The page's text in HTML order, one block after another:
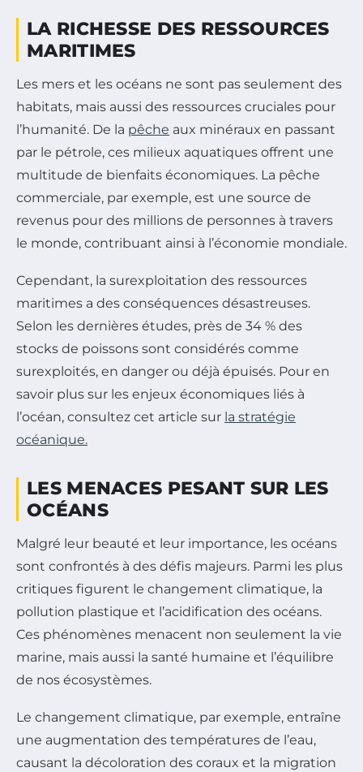
LA RICHESSE DES RESSOURCES
MARITIMES
Les mers et les océans ne sont pas seulement des
habitats, mais aussi des ressources cruciales pour
l’humanité. De la pêche aux minéraux en passant
par le pétrole, ces milieux aquatiques offrent une
multitude de bienfaits économiques. La pêche
commerciale, par exemple, est une source de
revenus pour des millions de personnes à travers
le monde, contribuant ainsi à l’économie mondiale.
Cependant, la surexploitation des ressources
maritimes a des conséquences désastreuses.
Selon les dernières études, près de 34 % des
stocks de poissons sont considérés comme
surexploités, en danger ou déjà épuisés. Pour en
savoir plus sur les enjeux économiques liés à
l’océan, consultez cet article sur la stratégie
océanique.
LES MENACES PESANT SUR LES
OCÉANS
Malgré leur beauté et leur importance, les océans
sont confrontés à des défis majeurs. Parmi les plus
critiques figurent le changement climatique, la
pollution plastique et l’acidification des océans.
Ces phénomènes menacent non seulement la vie
marine, mais aussi la santé humaine et l’équilibre
de nos écosystèmes.
Le changement climatique, par exemple, entraîne
une augmentation des températures de l’eau,
causant la décoloration des coraux et la migration